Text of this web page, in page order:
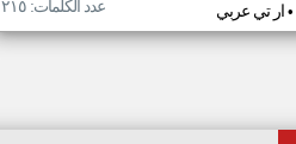
ار تي عربي• عدد الكلمات: ٢١٥